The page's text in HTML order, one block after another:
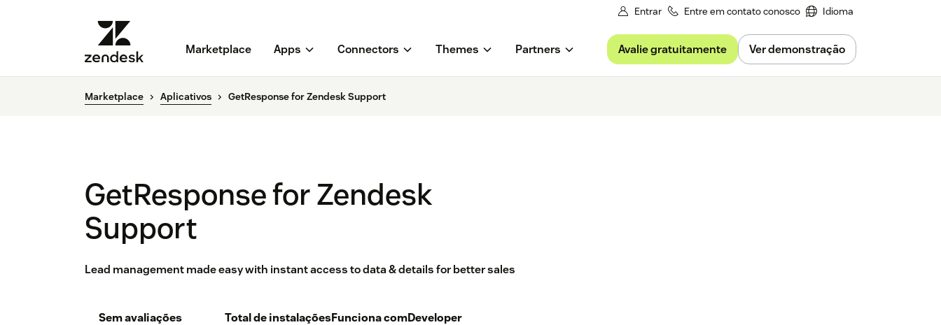
Entrar Entre em contato conosco Idioma
Marketplace Apps Connectors Themes Partners Avalie gratuitamente Ver demonstração
Marketplace Aplicativos GetResponse for Zendesk Support
GetResponse for Zendesk
Support
Lead management made easy with instant access to data & details for better sales
Sem avaliações
Total de instalaçõesFunciona comDeveloper